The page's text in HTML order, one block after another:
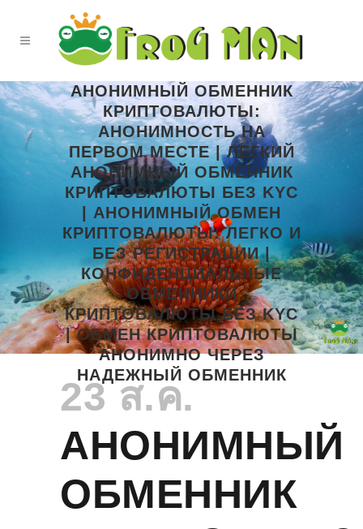
АНОНИМНЫЙ ОБМЕННИК
КРИПТОВАЛЮТЫ:
АНОНИМНОСТЬ НА
ПЕРВОМ МЕСТЕ | ЛЕГКИЙ
АНОНИМНЫЙ ОБМЕННИК
КРИПТОВАЛЮТЫ БЕЗ KYC
| АНОНИМНЫЙ ОБМЕН
КРИПТОВАЛЮТЫ: ЛЕГКО И
БЕЗ РЕГИСТРАЦИИ |
КОНФИДЕНЦИАЛЬНЫЕ
ОБМЕННИКИ
КРИПТОВАЛЮТЫ БЕЗ KYC
| ОБМЕН КРИПТОВАЛЮТЫ
АНОНИМНО ЧЕРЕЗ
НАДЕЖНЫЙ ОБМЕННИК
23 ส.ค.
АНОНИМНЫЙ
ОБМЕННИК